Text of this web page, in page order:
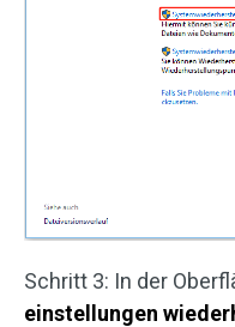
Schritt 3: In der
einstellungen